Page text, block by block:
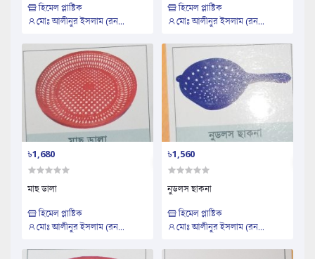
হিমেল প্লাষ্টিক
মোঃ আলীনুর ইসলাম (রন...
হিমেল প্লাষ্টিক
মোঃ আলীনুর ইসলাম (রন...
৳1,680
মাছ ডালা
হিমেল প্লাষ্টিক
মোঃ আলীনুর ইসলাম (রন...
৳1,560
নুডলস ছাকনা
হিমেল প্লাষ্টিক
মোঃ আলীনুর ইসলাম (রন...